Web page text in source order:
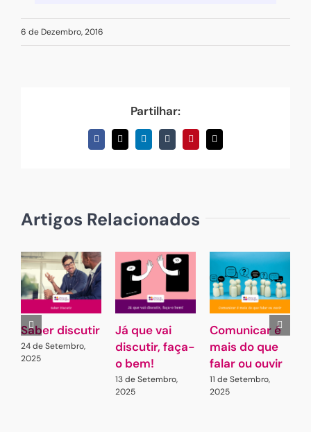
outra
6 de Dezembro, 2016
Partilhar:
Facebook
X LinkedInTumblrPinterestEmail
(necessário
Artigos Relacionados
Saber discutir
24 de Setembro,
2025
Já que vai
discutir, faça-
o bem!
13 de Setembro,
2025
Comunicar é
mais do que
falar ou ouvir
11 de Setembro,
2025